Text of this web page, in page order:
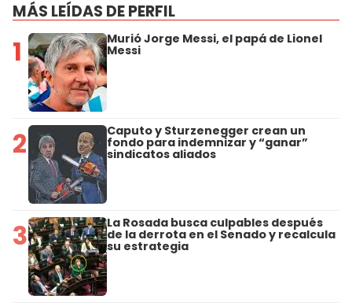
MÁS LEÍDAS DE PERFIL
1 Murió Jorge Messi, el papá de Lionel
Messi
2 Caputo y Sturzenegger crean un
fondo para indemnizar y “ganar”
sindicatos aliados
3 La Rosada busca culpables después
de la derrota en el Senado y recalcula
su estrategia